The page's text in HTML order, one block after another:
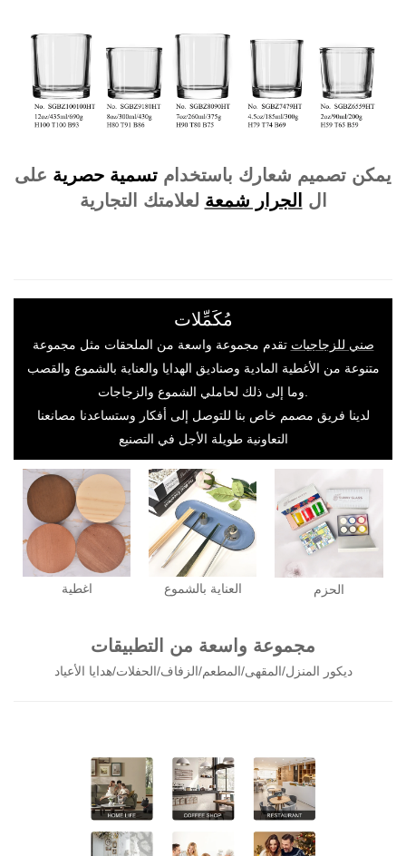
يمكن تصميم شعارك باستخدام تسمية حصرية على
ال
الجرار شمعة لعلامتك التجارية
مُكَمِّلات
صني للزجاجيات تقدم مجموعة واسعة من الملحقات مثل مجموعة
متنوعة من الأغطية المادية وصناديق الهدايا والعناية بالشموع والقصب
لدينا فريق مصمم خاص بنا للتوصل إلى أفكار وستساعدنا مصانعنا
التعاونية طويلة الأجل في التصنيع
اغطية العناية بالشموع الحزم
مجموعة واسعة من التطبيقات
ديكور المنزل/المقهى/المطعم/الزفاف/الحفلات/هدايا الأعياد